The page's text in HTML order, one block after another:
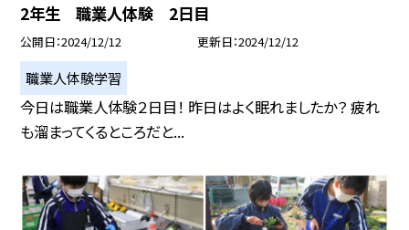
2年生 職業人体験 2日目
公開日 2024/12/12 更新日 2024/12/12
職業人体験学習
今日は職業人体験２日目！ 昨日はよく眠れましたか？ 疲れ
も溜まってくるところだと...